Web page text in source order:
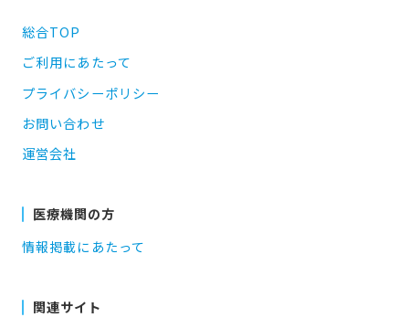
総合TOP
ご利用にあたって
プライバシーポリシー
お問い合わせ
運営会社
医療機関の方
情報掲載にあたって
関連サイト